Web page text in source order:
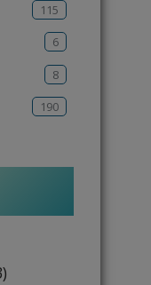
115
6
8
190